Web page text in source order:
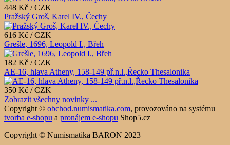
448 Kč / CZK
Pražský Groš, Karel IV., Čechy
616 Kč / CZK
Grešle, 1696, Leopold I., Břeh
182 Kč / CZK
AE-16, hlava Atheny, 158-149 př.n.l.,Řecko Thesalonika
350 Kč / CZK
Zobrazit všechny novinky ...
Copyright © obchod.numismatika.com, provozováno na systému
tvorba e-shopu a pronájem e-shopu Shop5.cz
Copyright © Numismatika BARON 2023